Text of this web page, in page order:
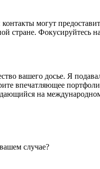
могут
стране. Фокусируйтесь
вашего досье. Я
впечатляющее
на
случае?